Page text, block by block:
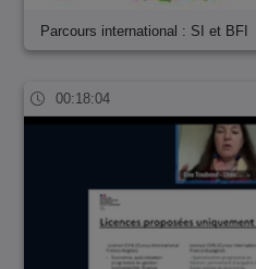
Parcours international : SI et BFI
00:18:04